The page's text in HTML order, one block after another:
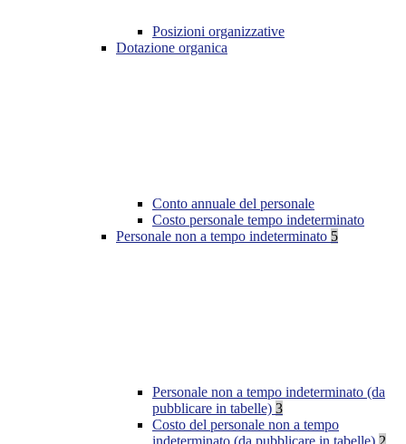
Posizioni organizzative
Dotazione organica
Conto annuale del personale
Costo personale tempo indeterminato
Personale non a tempo indeterminato 5
Personale non a tempo indeterminato (da
pubblicare in tabelle) 3
Costo del personale non a tempo